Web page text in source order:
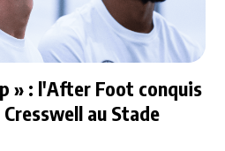
» : l'After Foot conquis
au Stade